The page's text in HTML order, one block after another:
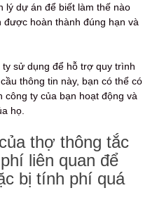
lý dự án để biết làm thế nào
hoàn thành đúng hạn và
sử dụng để hỗ trợ quy trình
thông tin này, bạn có thể có
ty của bạn hoạt động và
họ.
thợ thông tắc
liên quan để
bị tính phí quá